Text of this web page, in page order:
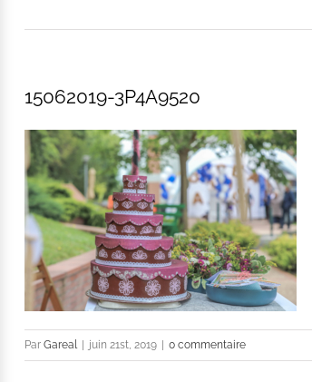
15062019-3P4A9520
Par Gareal juin 21st, 2019 0 commentaire